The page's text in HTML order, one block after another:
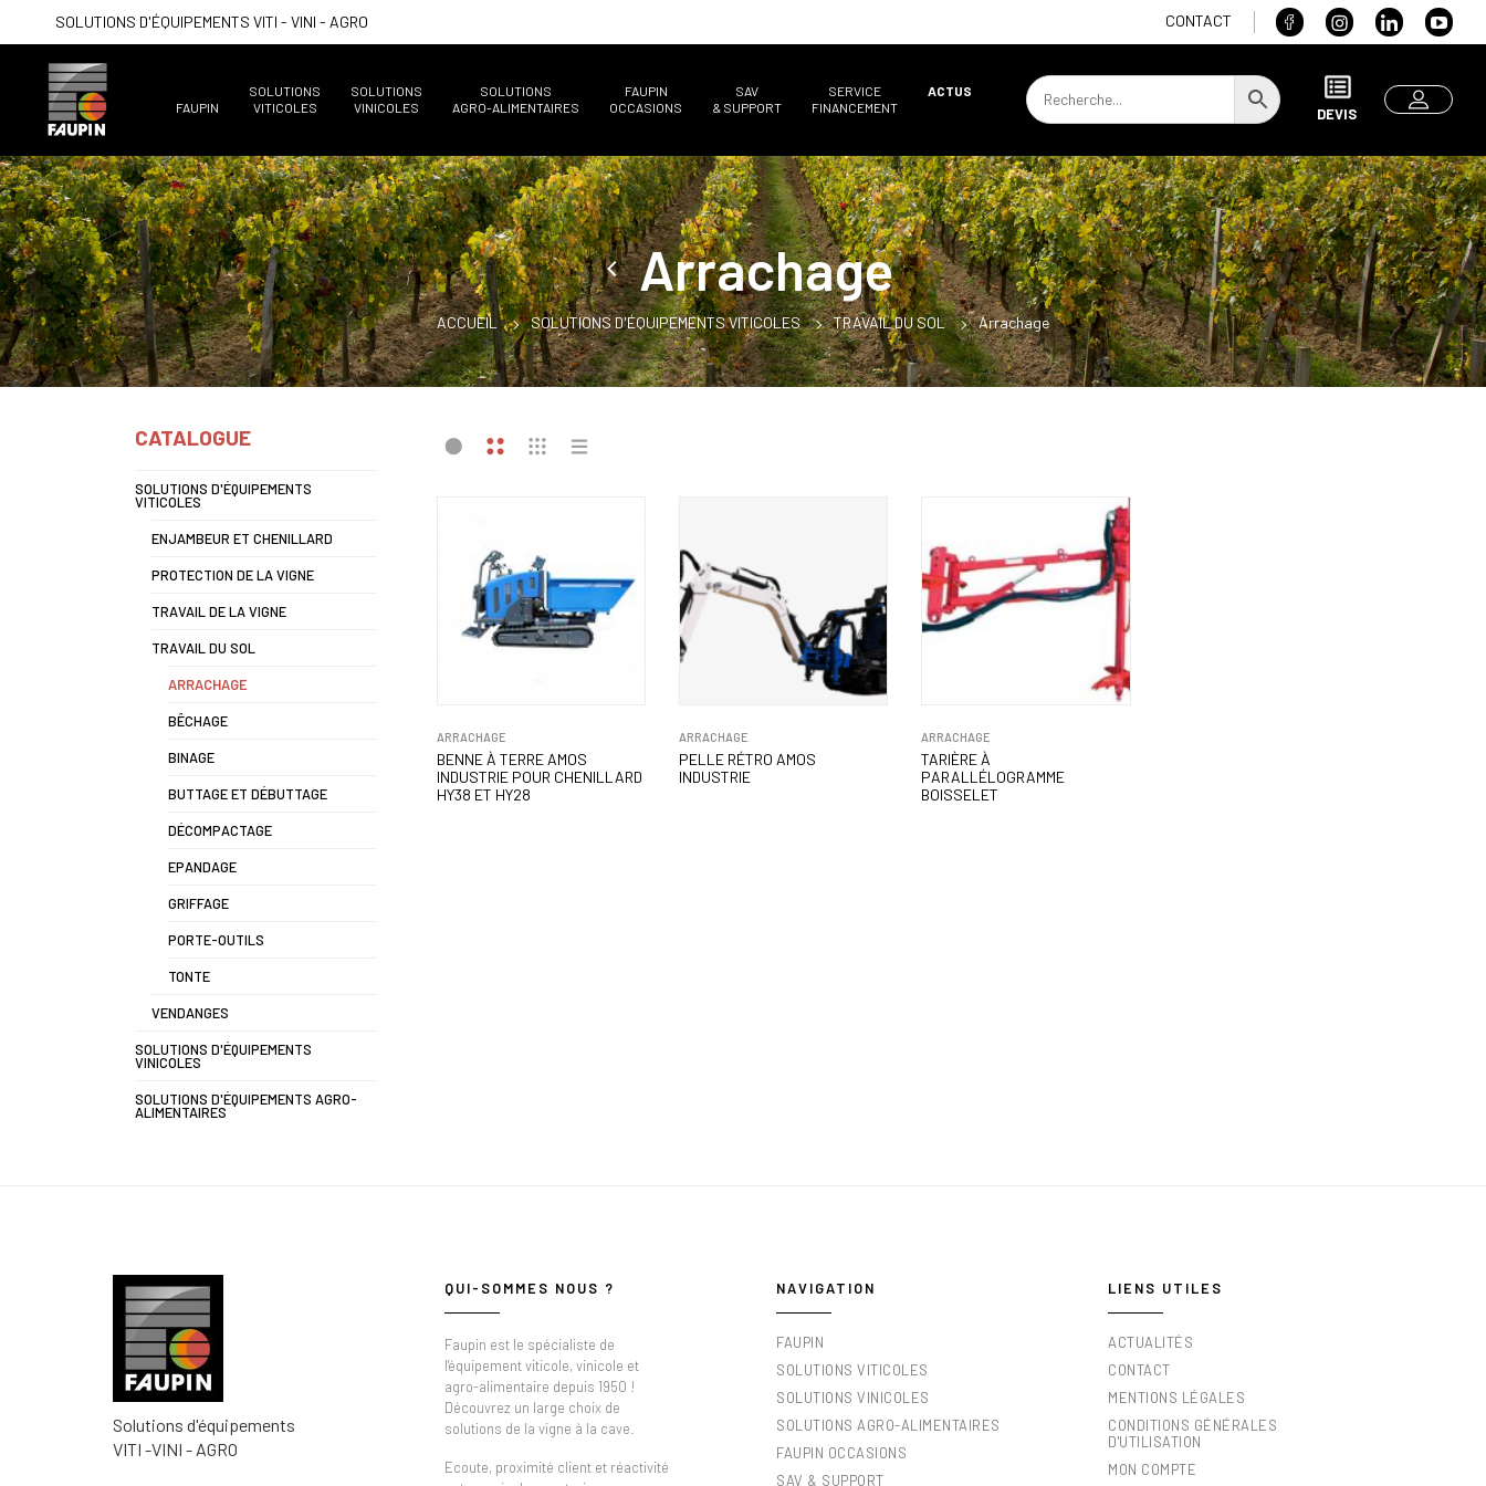
SOLUTIONS D'ÉQUIPEMENTS VITI - VINI - AGRO CONTACT
FAUPIN
SOLUTIONS
VITICOLES
SOLUTIONS
VINICOLES
SOLUTIONS
AGRO-ALIMENTAIRES
FAUPIN
OCCASIONS
SAV
& SUPPORT
SERVICE
FINANCEMENT
ACTUS
DEVIS
Arrachage
ACCUEIL SOLUTIONS D'ÉQUIPEMENTS VITICOLES TRAVAIL DU SOL Arrachage
CATALOGUE
SOLUTIONS D'ÉQUIPEMENTS
VITICOLES
ENJAMBEUR ET CHENILLARD
PROTECTION DE LA VIGNE
TRAVAIL DE LA VIGNE
TRAVAIL DU SOL
ARRACHAGE
BÊCHAGE
BINAGE
BUTTAGE ET DÉBUTTAGE
DÉCOMPACTAGE
EPANDAGE
GRIFFAGE
PORTE-OUTILS
TONTE
VENDANGES
SOLUTIONS D'ÉQUIPEMENTS
VINICOLES
SOLUTIONS D'ÉQUIPEMENTS AGRO-
ALIMENTAIRES
ARRACHAGE
BENNE À TERRE AMOS
INDUSTRIE POUR CHENILLARD
HY38 ET HY28
ARRACHAGE
PELLE RÉTRO AMOS
INDUSTRIE
ARRACHAGE
TARIÈRE À
PARALLÉLOGRAMME
BOISSELET
Solutions d'équipements
VITI -VINI - AGRO
QUI-SOMMES NOUS ?
Faupin est le spécialiste de
l'équipement viticole, vinicole et
agro-alimentaire depuis 1950 !
Découvrez un large choix de
solutions de la vigne à la cave.
Ecoute, proximité client et réactivité
NAVIGATION
FAUPIN
SOLUTIONS VITICOLES
SOLUTIONS VINICOLES
SOLUTIONS AGRO-ALIMENTAIRES
FAUPIN OCCASIONS
SAV & SUPPORT
LIENS UTILES
ACTUALITÉS
CONTACT
MENTIONS LÉGALES
CONDITIONS GÉNÉRALES
D'UTILISATION
MON COMPTE